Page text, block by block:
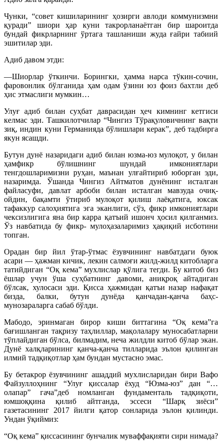
Чунки, “совет кишиларининг ҳозирги авлоди коммунизмни
қуради” шиори ҳар куни такрорланаётган бир шароитда
бундай фикрларнинг ўртага ташланиши жуда ғайри табиий
эшитилар эди.
Адиб давом этди:
—Шиорлар ўткинчи. Борингки, ҳамма нарса тўкин-сочин,
фаровонлик бўлганида ҳам одам ўзини юз фоиз бахтли деб
ҳис этмаслиги мумкин…
Улуғ адиб билан суҳбат даврасидан ҳеч кимнинг кетгиси
келмас эди. Ташкилотчилар “Чингиз Тўрақуловичнинг вақти
зиқ, индин куни Германияда бўлишлари керак”, деб тадбирга
якун ясашди.
Бутун дунё назаридаги адиб билан юзма-юз мулоқот, у билан
ҳамфикр бўлишнинг шундай имкониятлари
тенгдошларимизни руҳан, маънан улғайтириб юборган эди,
назаримда. Ўшанда Чингиз Айтматов дунёнинг исталган
файласуфи, давлат арбоби билан исталган мавзуда очиқ-
ойдин, бақамти ўтириб мулоқот қилиш лаёқатига, юксак
тафаккур салоҳиятига эга эканлиги, сўз, фикр имкониятлари
чексизлигига яна бир карра қатъий ишонч ҳосил қилганмиз.
Ўз навбатида бу фикр- мулоҳазаларимиз ҳақиқий исботини
топган.
Орадан бир йил ўтар-ўтмас ёзувчининг навбатдаги буюк
асари — ҳажман кичик, лекин салмоғи жилд-жилд китобларга
татийдиган “Оқ кема” мухлислар қўлига тегди. Бу китоб биз
ёшлар учун ўша суҳбатнинг давоми, аниқроқ айтадиган
бўлсак, хулосаси эди. Қисса ҳажмидан қатъи назар нафақат
бизда, балки, бутун дунёда қанчадан-қанча баҳс-
мунозараларга сабаб бўлди.
Мабодо, эринмаган бирор киши биттагина “Оқ кема”га
бағишланган тақризу таҳлиллар, мақолалару муносабатларни
тўплайдиган бўлса, билмадим, неча жилдли китоб бўлар экан.
Дунё халқларининг қанча-қанча тилларида эълон қилинган
илмий тадқиқотлар ҳам бундан мустасно эмас.
Бу бетакрор ёзувчининг ашаддий мухлисларидан бири Вафо
Файзуллоҳнинг “Улуғ қиссалар ёхуд “Юзма-юз” дан “…
олапар” гача”деб номланган фундаменталь тадқиқоти,
юмшоққина қилиб айтганда, эссеси “Шарқ зиёси”
газетасининг 2017 йилги қатор сонларида эълон қилинди.
Ундан ўқиймиз:
“Оқ кема” қиссасининг бунчалик муваффақияти сири нимада?